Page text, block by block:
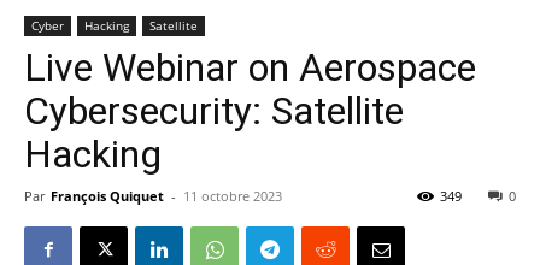
&
Cyber Hacking Satellite
Live Webinar on Aerospace
Cybersecurity: Satellite
Hacking
Par François Quiquet - 11 octobre 2023 0
349